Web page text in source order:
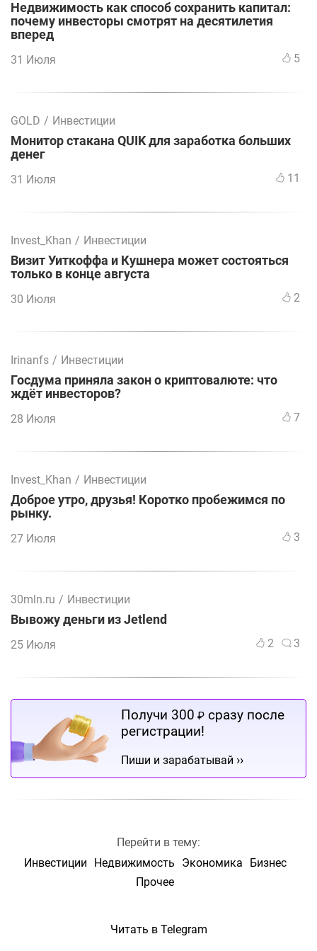
Недвижимость как способ сохранить капитал:
почему инвесторы смотрят на десятилетия
вперед
31 Июля 5
GOLD / Инвестиции
Монитор стакана QUIK для заработка больших
денег
31 Июля 11
Invest_Khan / Инвестиции
Визит Уиткоффа и Кушнера может состояться
только в конце августа
30 Июля 2
Irinanfs / Инвестиции
Госдума приняла закон о криптовалюте: что
ждёт инвесторов?
28 Июля 7
Invest_Khan / Инвестиции
Доброе утро, друзья! Коротко пробежимся по
рынку.
27 Июля 3
30mln.ru / Инвестиции
Вывожу деньги из Jetlend
25 Июля 2 3
Получи 300 ₽ сразу после
регистрации!
Пиши и зарабатывай ››
Перейти в тему:
Инвестиции
Недвижимость Экономика
Бизнес
Прочее
Читать в Telegram